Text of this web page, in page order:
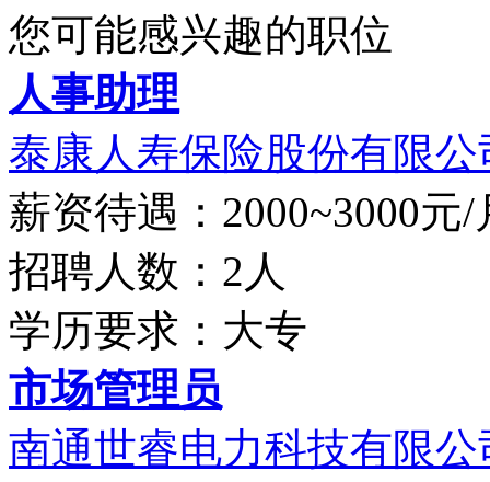
您可能感兴趣的职位
人事助理
泰康人寿保险股份有限公
薪资待遇：2000~3000元/
招聘人数：2人
学历要求：大专
市场管理员
南通世睿电力科技有限公